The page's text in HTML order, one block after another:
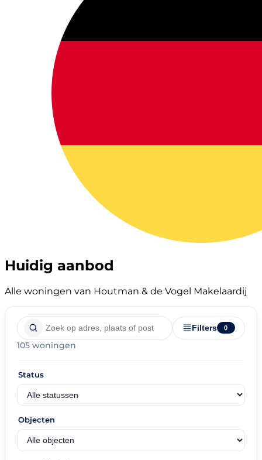
Huidig aanbod
Alle woningen van Houtman & de Vogel Makelaardij
Filters 0
105 woningen
Status
Objecten